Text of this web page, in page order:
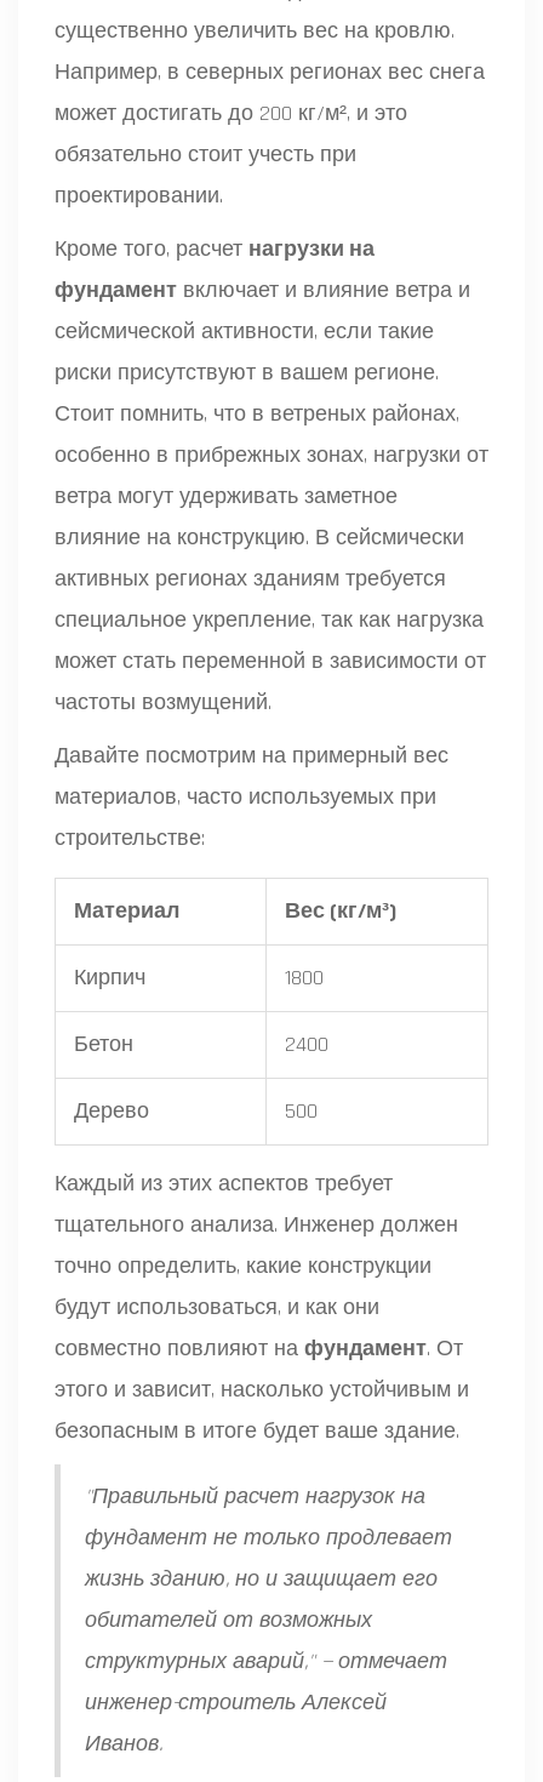
существенно увеличить вес на кровлю.
Например, в северных регионах вес снега
может достигать до 200 кг/м², и это
обязательно стоит учесть при
проектировании.
Кроме того, расчет нагрузки на
фундамент включает и влияние ветра и
сейсмической активности, если такие
риски присутствуют в вашем регионе.
Стоит помнить, что в ветреных районах,
особенно в прибрежных зонах, нагрузки от
ветра могут удерживать заметное
влияние на конструкцию. В сейсмически
активных регионах зданиям требуется
специальное укрепление, так как нагрузка
может стать переменной в зависимости от
частоты возмущений.
Давайте посмотрим на примерный вес
материалов, часто используемых при
строительстве:
Материал Вес (кг/м³)
Кирпич 1800
Бетон 2400
Дерево 500
Каждый из этих аспектов требует
тщательного анализа. Инженер должен
точно определить, какие конструкции
будут использоваться, и как они
совместно повлияют на фундамент. От
этого и зависит, насколько устойчивым и
безопасным в итоге будет ваше здание.
"Правильный расчет нагрузок на
фундамент не только продлевает
жизнь зданию, но и защищает его
обитателей от возможных
структурных аварий," — отмечает
инженер-строитель Алексей
Иванов.